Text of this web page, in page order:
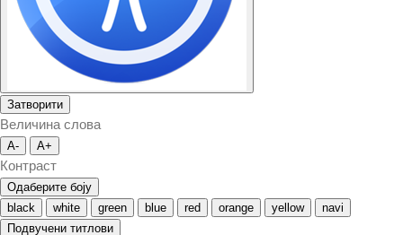
Затворити
Величина слова
A- A+
Контраст
Одаберите боју
black
white green blue red orange yellow
navi
Подвучени титлови